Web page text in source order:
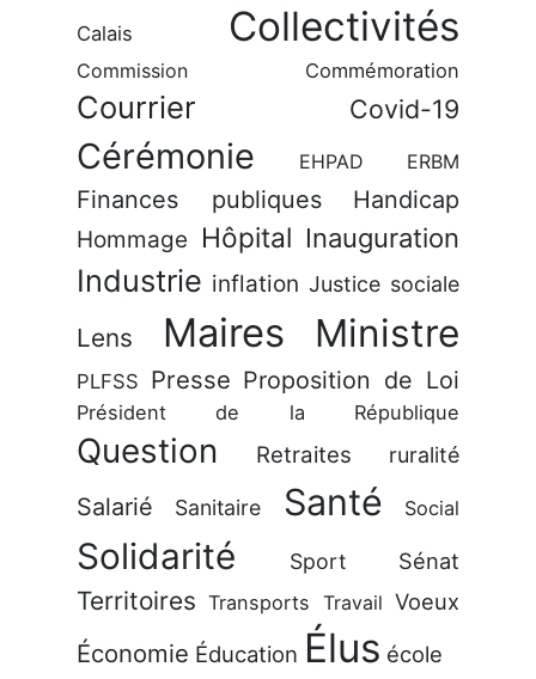
Calais Collectivités
Commission Commémoration
Courrier Covid-19
Cérémonie EHPAD ERBM
Finances publiques Handicap
Hommage Hôpital Inauguration
Industrie inflation Justice sociale
Lens Maires Ministre
PLFSS Presse Proposition de Loi
Président de la République
Question Retraites ruralité
Salarié Sanitaire Santé Social
Solidarité Sport Sénat
Territoires Transports Travail Voeux
Économie Éducation Élus école